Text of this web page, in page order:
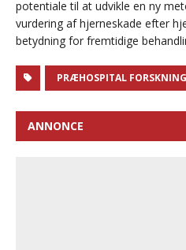
potentiale til at udvikle en ny
vurdering af hjerneskade efter
betydning for fremtidige
PRÆHOSPITAL FORSKNING
ANNONCE